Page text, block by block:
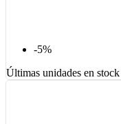
-5%
Últimas unidades en stock